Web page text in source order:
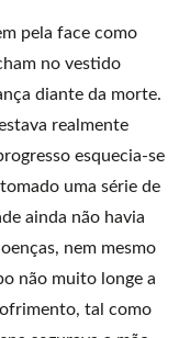
pela face como
no vestido
diante da morte.
realmente
esquecia-se
uma série de
ainda não havia
nem mesmo
não muito longe a
tal como